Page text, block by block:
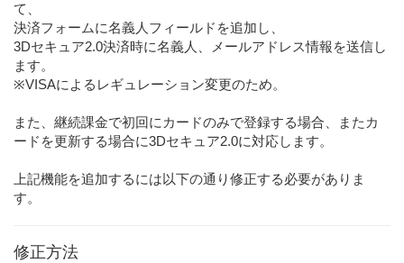
て、
決済フォームに名義人フィールドを追加し、
3Dセキュア2.0決済時に名義人、メールアドレス情報を送信し
ます。
※VISAによるレギュレーション変更のため。
また、継続課金で初回にカードのみで登録する場合、またカ
ードを更新する場合に3Dセキュア2.0に対応します。
上記機能を追加するには以下の通り修正する必要がありま
す。
修正方法